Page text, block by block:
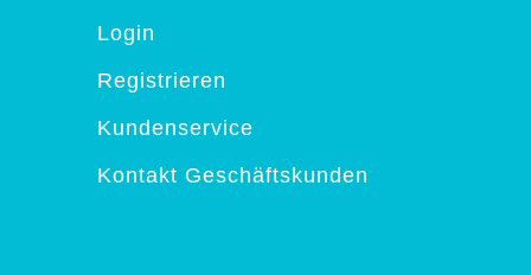
Login
Registrieren
Kundenservice
Kontakt Geschäftskunden